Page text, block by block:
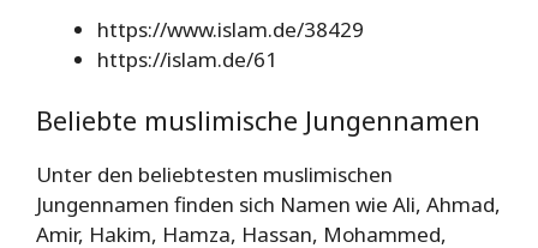
https://www.islam.de/38429
https://islam.de/61
Beliebte muslimische Jungennamen
Unter den beliebtesten muslimischen
Jungennamen finden sich Namen wie Ali, Ahmad,
Amir, Hakim, Hamza, Hassan, Mohammed,